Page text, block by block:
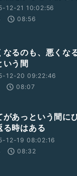
12-21 10:02:56
08:56
なるのも、悪くな
いう間
12-20 09:22:46
08:07
があっという間に
る時はある
12-19 08:02:16
08:32